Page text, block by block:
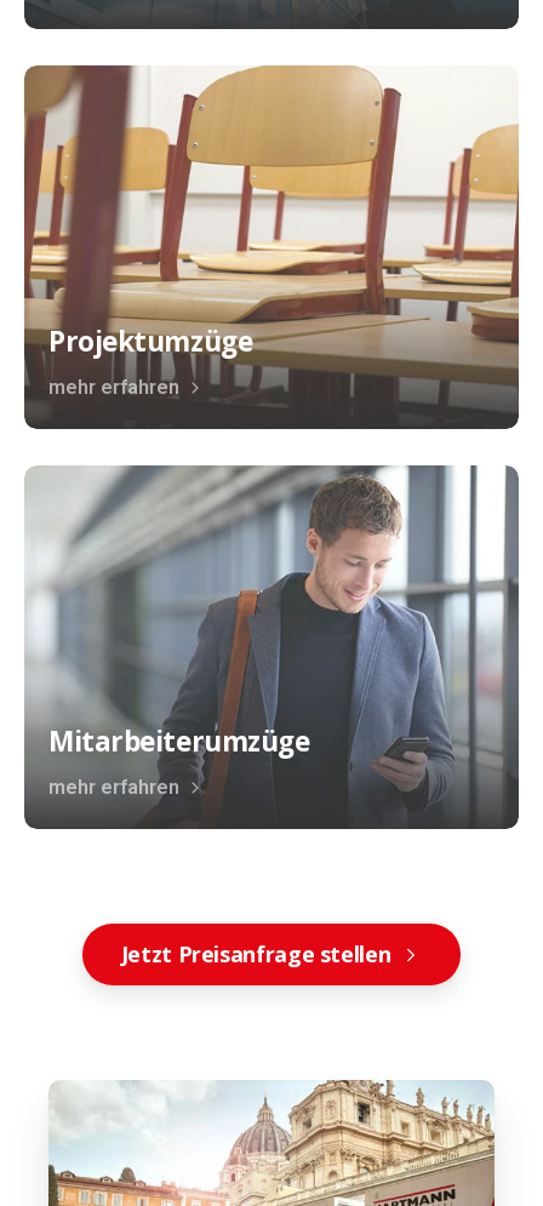
Projektumzüge
mehr erfahren
Mitarbeiterumzüge
mehr erfahren
Jetzt Preisanfrage stellen